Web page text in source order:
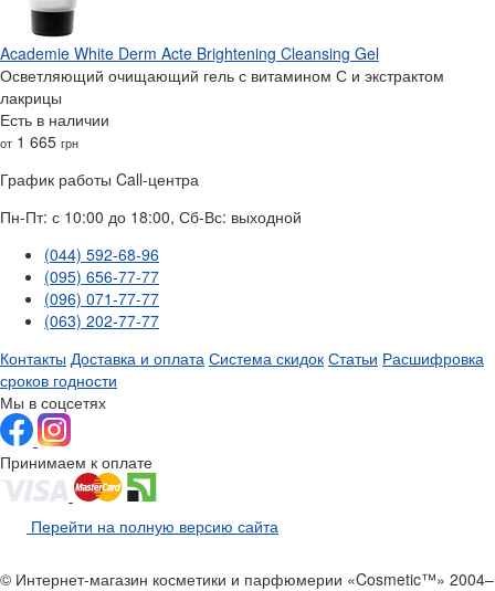
Academie White Derm Acte Brightening Cleansing Gel
Осветляющий очищающий гель с витамином С и экстрактом
лакрицы
Есть в наличии
от 1 665 грн
График работы Call-центра
Пн-Пт: с 10:00 до 18:00, Сб-Вс: выходной
(044) 592-68-96
(095) 656-77-77
(096) 071-77-77
(063) 202-77-77
Контакты Доставка и оплата Система скидок Статьи Расшифровка
сроков годности
Мы в соцсетях
Принимаем к оплате
Перейти на полную версию сайта
© Интернет-магазин косметики и парфюмерии «Cosmetic™» 2004–